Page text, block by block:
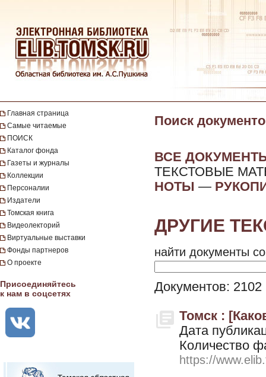
Главная страница
Самые читаемые
ПОИСК
Каталог фонда
Газеты и журналы
Коллекции
Персоналии
Издатели
Томская книга
Видеолекторий
Виртуальные выставки
Фонды партнеров
О проекте
Присоединяйтесь
к нам в соцсетях
Поиск
ВСЕ
ТЕКСТОВЫЕ
НОТЫ —
ДРУГИЕ
найти документы
Документов: 2102
Томск :
Дата
Количество
https://